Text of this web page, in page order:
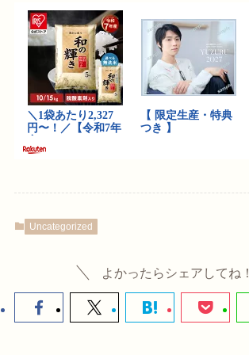
Uncategorized
よかったらシェアしてね！